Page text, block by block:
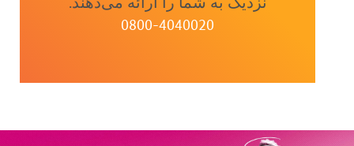
0800-4040020